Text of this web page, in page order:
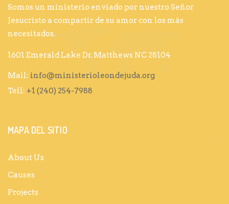
Somos un ministerio enviado por nuestro Señor
Jesucristo a compartir de su amor con los más
necesitados.
1601 Emerald Lake Dr. Matthews NC 28104
Mail: info@ministerioleondejuda.org
Tell: +1 (240) 254-7988
MAPA DEL SITIO
About Us
Causes
Projects